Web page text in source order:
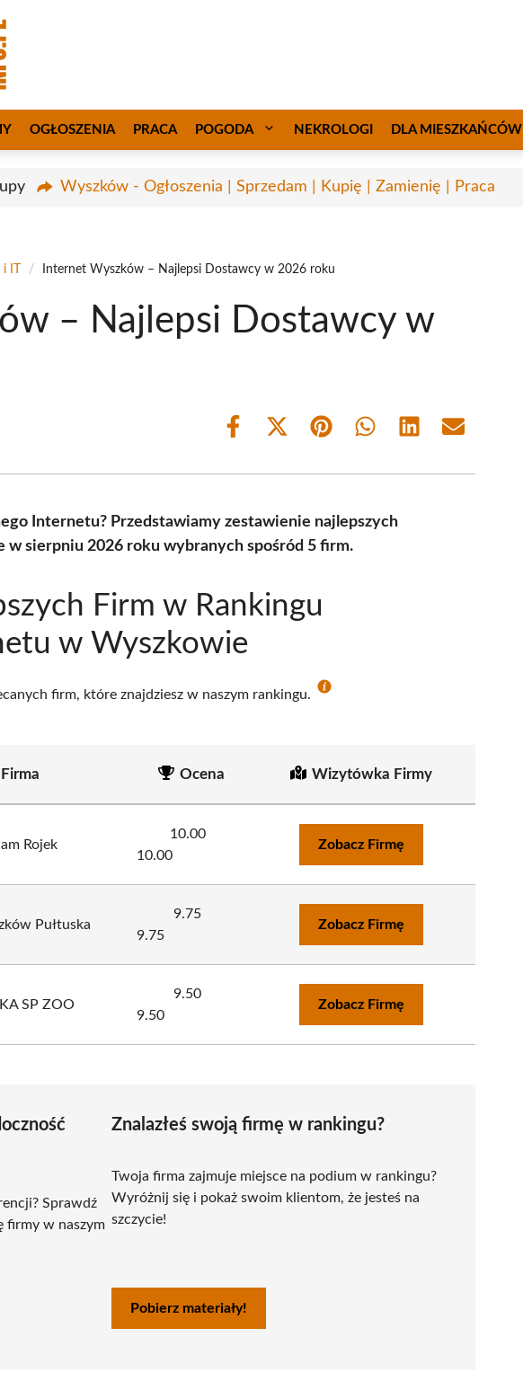
OGŁOSZENIA PRACA POGODA NEKROLOGI DLA MIESZKAŃCÓW
Wyszków - Ogłoszenia | Sprzedam | Kupię | Zamienię | Praca
IT / Internet Wyszków – Najlepsi Dostawcy w 2026 roku
– Najlepsi Dostawcy w
Share
Share
(Twitter)
Share Share Share Share
Internetu? Przedstawiamy zestawienie najlepszych
sierpniu 2026 roku wybranych spośród 5 firm.
Firm w Rankingu
w Wyszkowie
firm, które znajdziesz w naszym rankingu.
Firma Ocena Wizytówka Firmy
Rojek
10.00
10.00
Zobacz Firmę
Pułtuska
9.75
9.75
Zobacz Firmę
SP ZOO
9.50
9.50
Zobacz Firmę
Sprawdź
firmy w naszym
Znalazłeś swoją firmę w rankingu?
Twoja firma zajmuje miejsce na podium w rankingu?
Wyróżnij się i pokaż swoim klientom, że jesteś na
szczycie!
Pobierz materiały!